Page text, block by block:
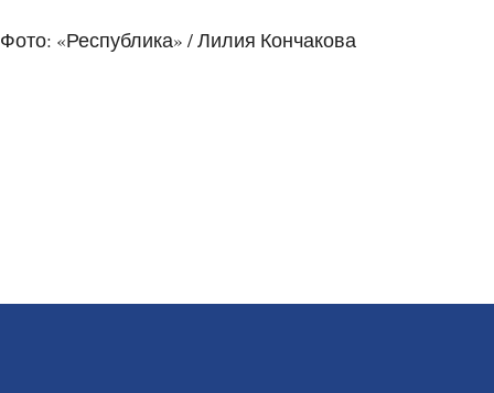
Фото: «Республика» / Лилия Кончакова